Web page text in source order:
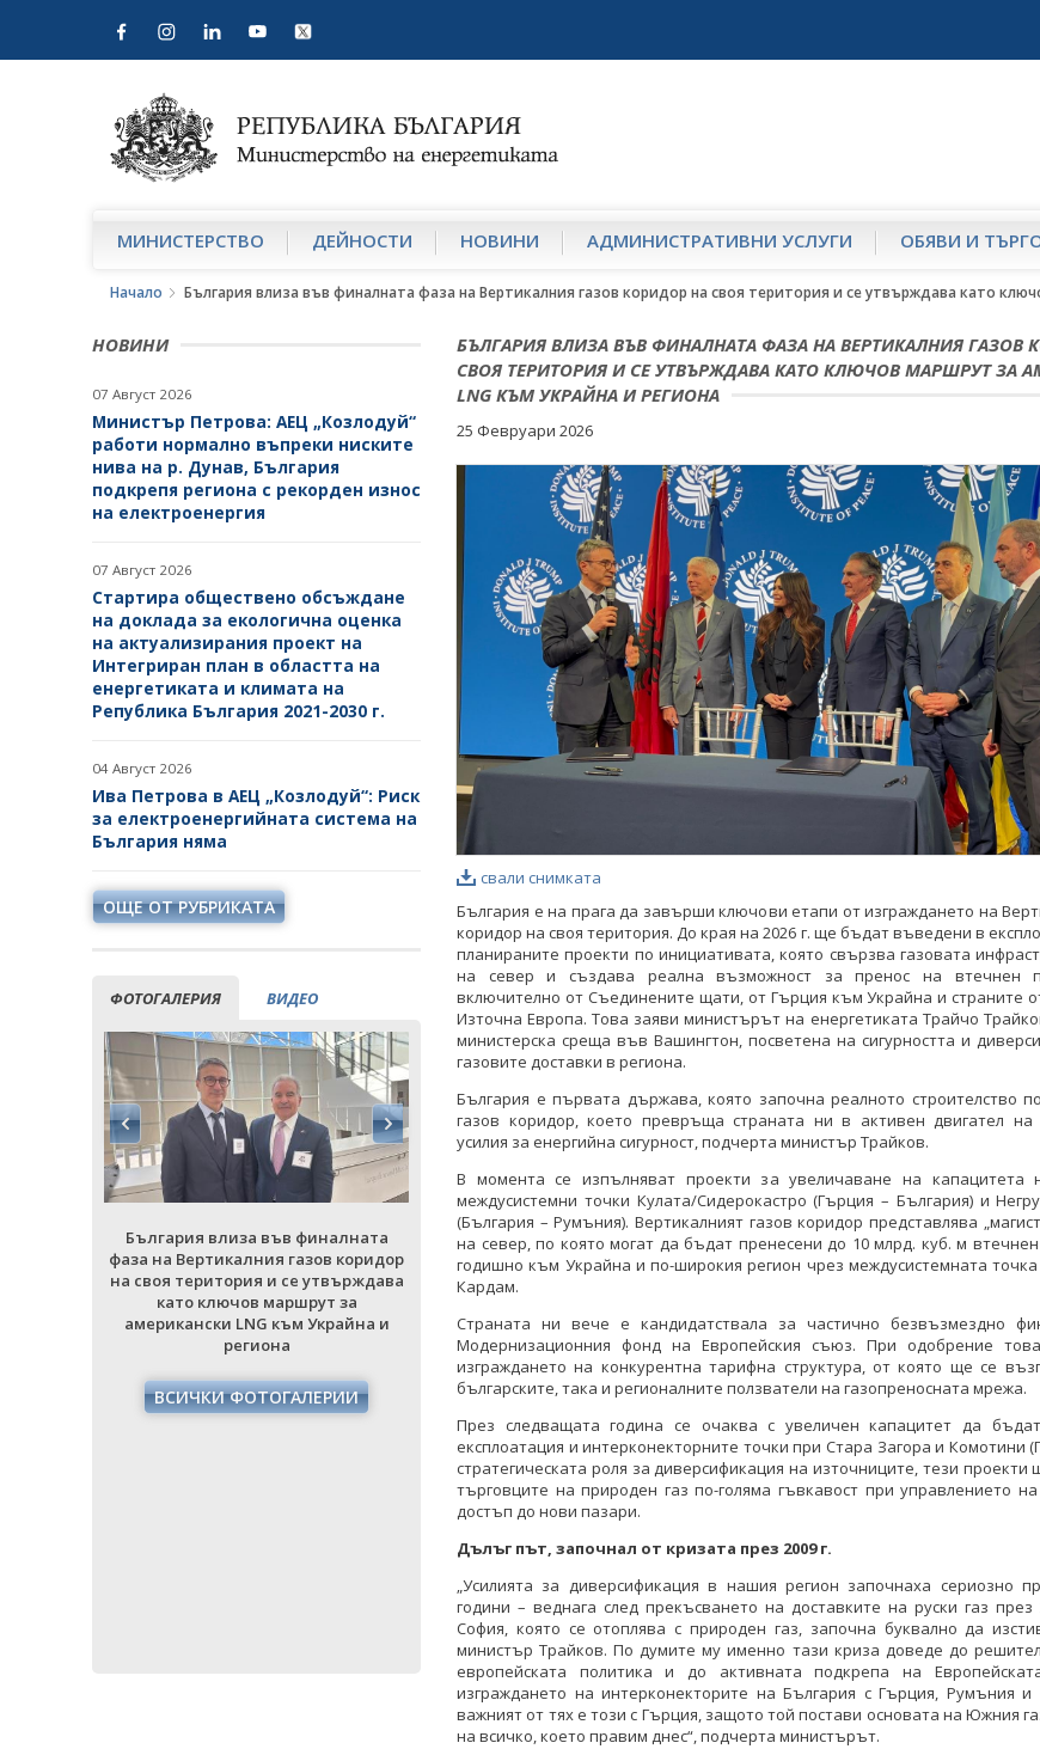
МИНИСТЕРСТВО ДЕЙНОСТИ НОВИНИ АДМИНИСТРАТИВНИ УСЛУГИ ОБЯВИ И
Начало България влиза във финалната фаза на Вертикалния газов коридор на своя територия и се утвърждава като
НОВИНИ
07 Август 2026
Министър Петрова: АЕЦ „Козлодуй“
работи нормално въпреки ниските
нива на р. Дунав, България
подкрепя региона с рекорден износ
на електроенергия
07 Август 2026
Стартира обществено обсъждане
на доклада за екологична оценка
на актуализирания проект на
Интегриран план в областта на
енергетиката и климата на
Република България 2021-2030 г.
04 Август 2026
Ива Петрова в АЕЦ „Козлодуй“: Риск
за електроенергийната система на
България няма
ОЩЕ ОТ РУБРИКАТА
ФОТОГАЛЕРИЯ ВИДЕО
България влиза във финалната
фаза на Вертикалния газов коридор
на своя територия и се утвърждава
като ключов маршрут за
американски LNG към Украйна и
региона
ВСИЧКИ ФОТОГАЛЕРИИ
България влиза във финалната
фаза на Вертикалния газов коридор
на своя територия и се утвърждава
американски LNG към Украйна и
региона
ВСИЧКИ ФОТОГАЛЕРИИ
България влиза във
фаза на Вертикалния газов
на своя територия и се
американски LNG към Украйна
региона
ВСИЧКИ ФОТОГАЛЕРИИ
БЪЛГАРИЯ ВЛИЗА ВЪВ ФИНАЛНАТА ФАЗА НА ВЕРТИКАЛНИЯ ГАЗОВ
СВОЯ ТЕРИТОРИЯ И СЕ УТВЪРЖДАВА КАТО КЛЮЧОВ МАРШРУТ ЗА
LNG КЪМ УКРАЙНА И РЕГИОНА
25 Февруари 2026
свали снимката
България е на прага да завърши ключови етапи от изграждането на
коридор на своя територия. До края на 2026 г. ще бъдат въведени в
планираните проекти по инициативата, която свързва газовата
на север и създава реална възможност за пренос на втечнен
включително от Съединените щати, от Гърция към Украйна и страните
Източна Европа. Това заяви министърът на енергетиката Трайчо
министерска среща във Вашингтон, посветена на сигурността и
газовите доставки в региона.
България е първата държава, която започна реалното строителство
газов коридор, което превръща страната ни в активен двигател на
усилия за енергийна сигурност, подчерта министър Трайков.
В момента се изпълняват проекти за увеличаване на капацитета
междусистемни точки Кулата/Сидeрокастро (Гърция – България) и
(България – Румъния). Вертикалният газов коридор представлява
на север, по която могат да бъдат пренесени до 10 млрд. куб. м
годишно към Украйна и по-широкия регион чрез междусистемната
Кардам.
Страната ни вече е кандидатствала за частично безвъзмездно
Модернизационния фонд на Европейския съюз. При одобрение
изграждането на конкурентна тарифна структура, от която ще се
българските, така и регионалните ползватели на газопреносната мрежа.
През следващата година се очаква с увеличен капацитет да
експлоатация и интерконекторните точки при Стара Загора и Комотини
стратегическата роля за диверсификация на източниците, тези проекти
търговците на природен газ по-голяма гъвкавост при управлението
достъп до нови пазари.
Дълъг път, започнал от кризата през 2009 г.
„Усилията за диверсификация в нашия регион започнаха сериозно
години – веднага след прекъсването на доставките на руски газ през
София, която се отоплява с природен газ, започна буквално да
министър Трайков. По думите му именно тази криза доведе до
европейската политика и до активната подкрепа на
изграждането на интерконекторите на България с Гърция, Румъния и
важният от тях е този с Гърция, защото той постави основата на Южния
на всичко, което правим днес“, подчерта министърът.